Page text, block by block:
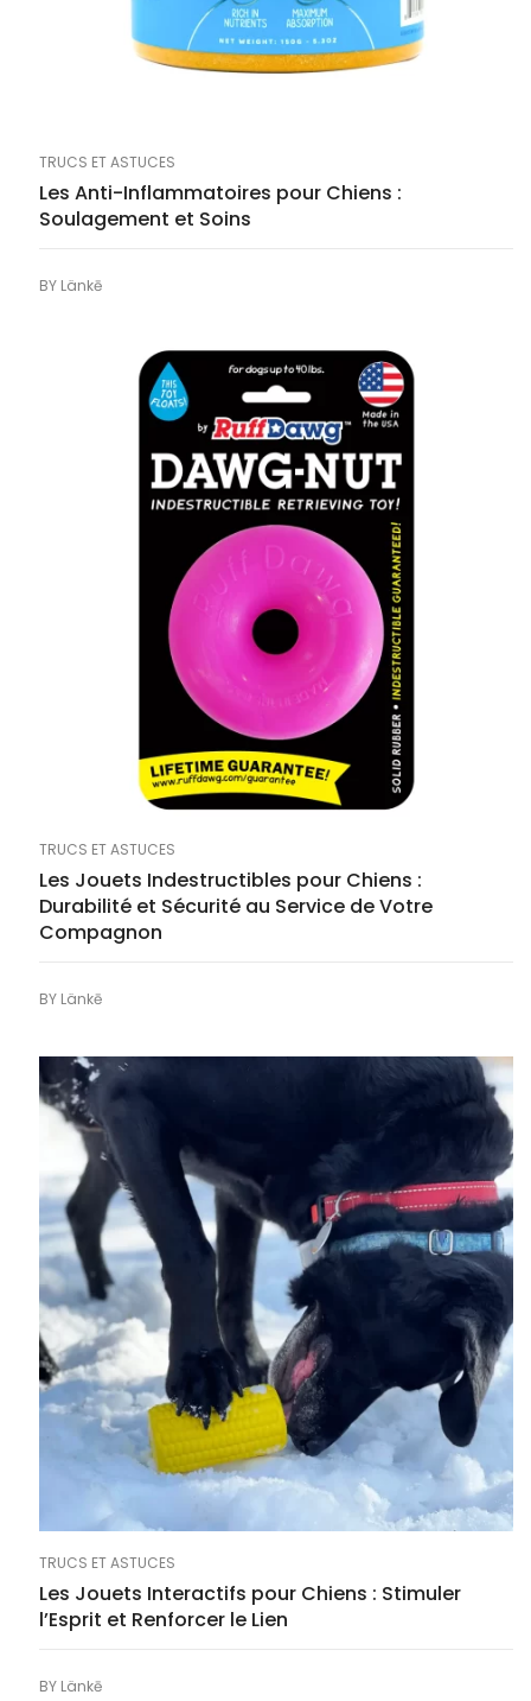
TRUCS ET ASTUCES
Les Anti-Inflammatoires pour Chiens :
Soulagement et Soins
BY Länkē
TRUCS ET ASTUCES
Les Jouets Indestructibles pour Chiens :
Durabilité et Sécurité au Service de Votre
Compagnon
BY Länkē
TRUCS ET ASTUCES
Les Jouets Interactifs pour Chiens : Stimuler
l’Esprit et Renforcer le Lien
BY Länkē